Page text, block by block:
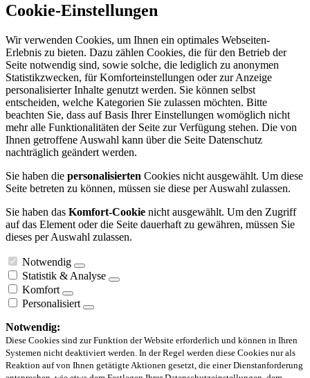
Cookie-Einstellungen
Wir verwenden Cookies, um Ihnen ein optimales Webseiten-
Erlebnis zu bieten. Dazu zählen Cookies, die für den Betrieb der
Seite notwendig sind, sowie solche, die lediglich zu anonymen
Statistikzwecken, für Komforteinstellungen oder zur Anzeige
personalisierter Inhalte genutzt werden. Sie können selbst
entscheiden, welche Kategorien Sie zulassen möchten. Bitte
beachten Sie, dass auf Basis Ihrer Einstellungen womöglich nicht
mehr alle Funktionalitäten der Seite zur Verfügung stehen. Die von
Ihnen getroffene Auswahl kann über die Seite Datenschutz
nachträglich geändert werden.
Sie haben die personalisierten Cookies nicht ausgewählt. Um diese
Seite betreten zu können, müssen sie diese per Auswahl zulassen.
Sie haben das Komfort-Cookie nicht ausgewählt. Um den Zugriff
auf das Element oder die Seite dauerhaft zu gewähren, müssen Sie
dieses per Auswahl zulassen.
Notwendig
Statistik & Analyse
Komfort
Personalisiert
Notwendig:
Diese Cookies sind zur Funktion der Website erforderlich und können in Ihren
Systemen nicht deaktiviert werden. In der Regel werden diese Cookies nur als
Reaktion auf von Ihnen getätigte Aktionen gesetzt, die einer Dienstanforderung